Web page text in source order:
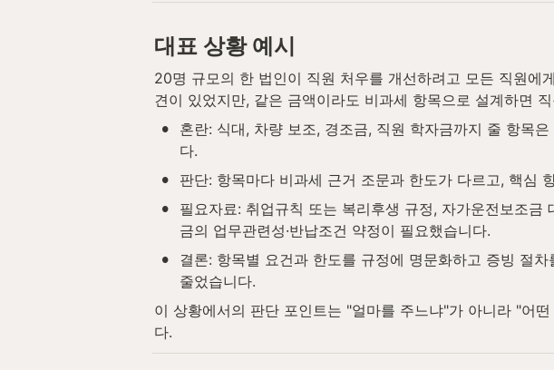
대표 상황 예시
20명 규모의 한 법인이 직원 처우를 개선하려고 모든 직원에
견이 있었지만, 같은 금액이라도 비과세 항목으로 설계하면
•
혼란: 식대, 차량 보조, 경조금, 직원 학자금까지 줄 항목
다.
• 판단: 항목마다 비과세 근거 조문과 한도가 다르고, 핵심
•
필요자료: 취업규칙 또는 복리후생 규정, 자가운전보조
금의 업무관련성·반납조건 약정이 필요했습니다.
•
결론: 항목별 요건과 한도를 규정에 명문화하고 증빙 절
줄었습니다.
이 상황에서의 판단 포인트는 "얼마를 주느냐"가 아니라 "어
다.